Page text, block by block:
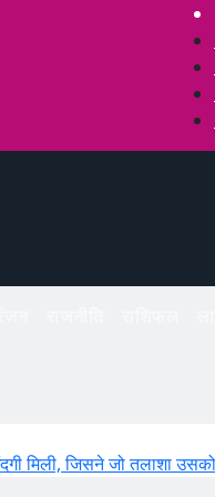
मिली, जिसने जो तलाशा